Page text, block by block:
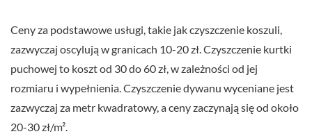
Ceny za podstawowe usługi, takie jak czyszczenie koszuli,
zazwyczaj oscylują w granicach 10-20 zł. Czyszczenie kurtki
puchowej to koszt od 30 do 60 zł, w zależności od jej
rozmiaru i wypełnienia. Czyszczenie dywanu wyceniane jest
zazwyczaj za metr kwadratowy, a ceny zaczynają się od około
20-30 zł/m².